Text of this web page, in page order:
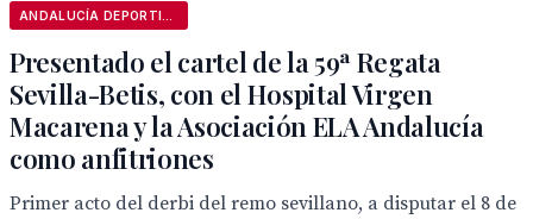
Presentado el cartel de la 59ª Regata
Sevilla-Betis, con el Hospital Virgen
Macarena y la Asociación ELA Andalucía
como anfitriones
Primer acto del derbi del remo sevillano, a disputar el 8 de